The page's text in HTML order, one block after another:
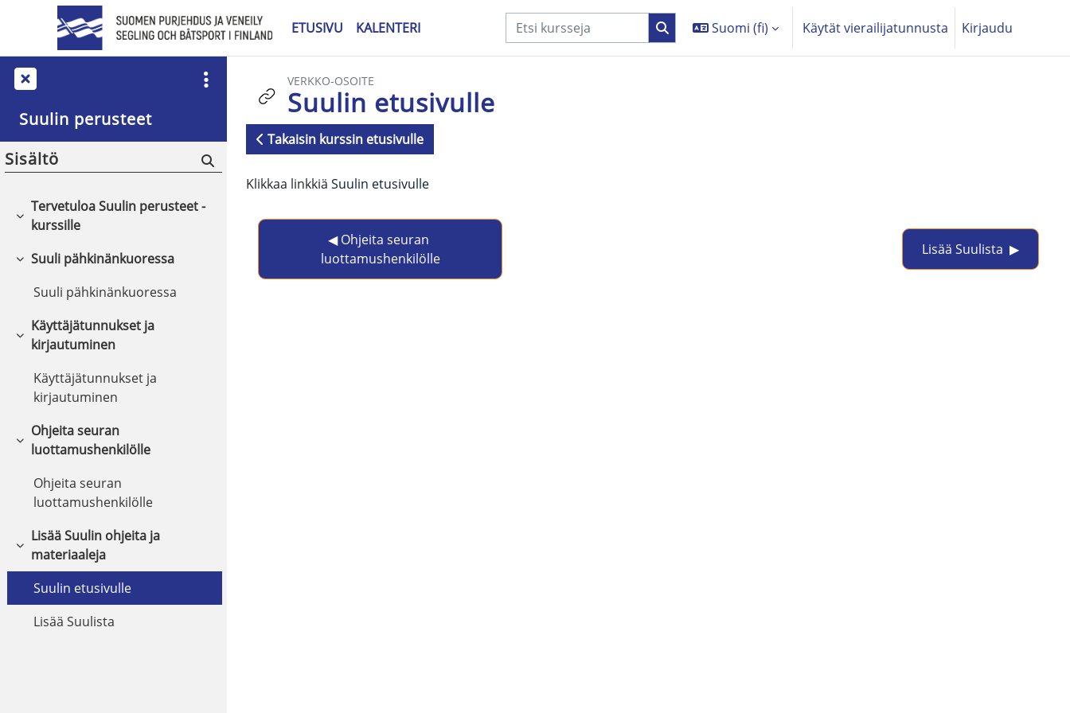
Siirry pääsisältöön
ETUSIVU
KALENTERI Suomi ‎(fi)‎ Käytät vierailijatunnusta Kirjaudu
VERKKO-OSOITE
Suulin etusivulle
Takaisin kurssin etusivulle
Klikkaa linkkiä Suulin etusivulle
◀︎ Ohjeita seuran
luottamushenkilölle
Lisää Suulista  ▶︎
Suulin perusteet
Sisältö
Tiivistä
Tervetuloa Suulin perusteet -
kurssille
Tiivistä
Suuli pähkinänkuoressa
Suuli pähkinänkuoressa
Tiivistä
Käyttäjätunnukset ja
kirjautuminen
Käyttäjätunnukset ja
kirjautuminen
Tiivistä
Ohjeita seuran
luottamushenkilölle
Ohjeita seuran
luottamushenkilölle
Tiivistä
Lisää Suulin ohjeita ja
materiaaleja
Suulin etusivulle
Lisää Suulista